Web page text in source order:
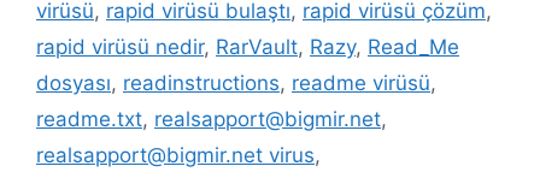
virüsü, rapid virüsü bulaştı, rapid virüsü çözüm,
rapid virüsü nedir, RarVault, Razy, Read_Me
dosyası, readinstructions, readme virüsü,
readme.txt, realsapport@bigmir.net,
realsapport@bigmir.net virus,